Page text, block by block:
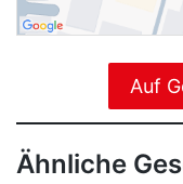
Auf
Ähnliche